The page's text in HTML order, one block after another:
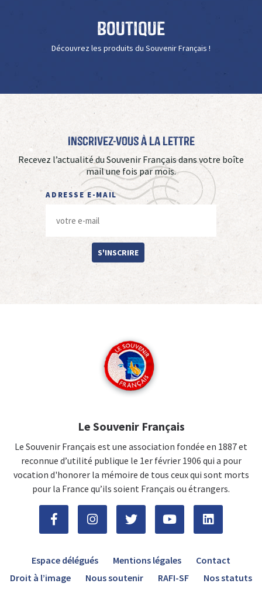
Boutique
Découvrez les produits du Souvenir Français !
Inscrivez-vous à La Lettre
Recevez l’actualité du Souvenir Français dans votre boîte
mail une fois par mois.
ADRESSE E-MAIL
S'INSCRIRE
Le Souvenir Français
Le Souvenir Français est une association fondée en 1887 et
reconnue d’utilité publique le 1er février 1906 qui a pour
vocation d'honorer la mémoire de tous ceux qui sont morts
pour la France qu’ils soient Français ou étrangers.
Espace délégués Mentions légales
Contact
Droit à l’image
Nous soutenir RAFI-SF Nos statuts